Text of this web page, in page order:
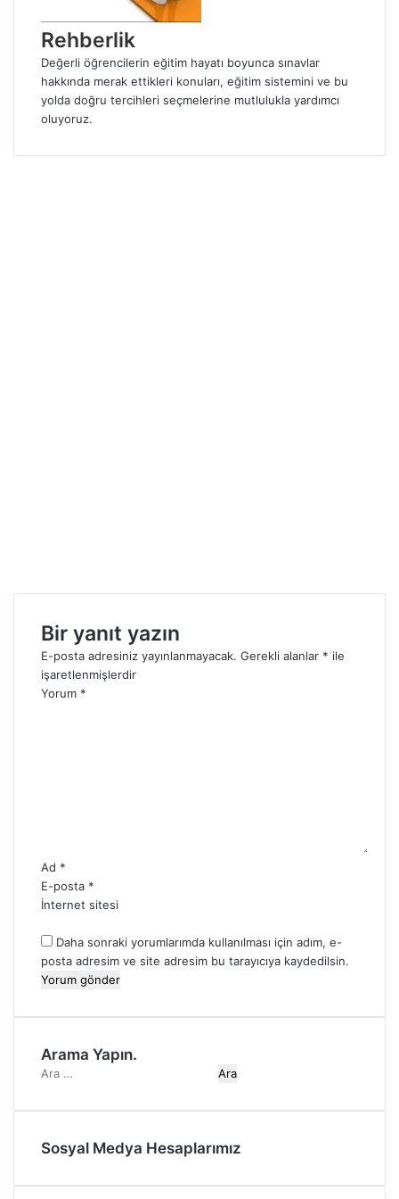
a
y
l
a
ş
Rehberlik
Değerli öğrencilerin eğitim hayatı boyunca sınavlar
hakkında merak ettikleri konuları, eğitim sistemini ve bu
yolda doğru tercihleri seçmelerine mutlulukla yardımcı
oluyoruz.
Bir yanıt yazın
E-posta adresiniz yayınlanmayacak. Gerekli alanlar * ile
işaretlenmişlerdir
Yorum *
Ad *
E-posta *
İnternet sitesi
Daha sonraki yorumlarımda kullanılması için adım, e-
posta adresim ve site adresim bu tarayıcıya kaydedilsin.
Arama Yapın.
A
a
a
Sosyal Medya Hesaplarımız
w
n